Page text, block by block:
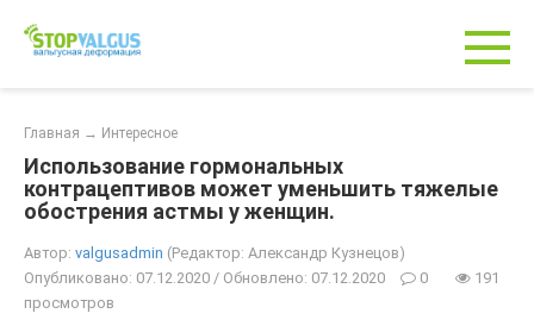
контенту
Главная → Интересное
Использование гормональных
контрацептивов может уменьшить тяжелые
обострения астмы у женщин.
Автор: valgusadmin (Редактор: Александр Кузнецов)
Опубликовано: 07.12.2020 / Обновлено: 07.12.2020
0
191
просмотров